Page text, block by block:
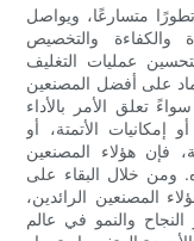
متسارعًا، ويواصل
والكفاءة والتخصيص
عمليات التغليف
على أفضل المصنعين
تعلق الأمر بالأداء
إمكانيات الأتمتة، أو
فإن هؤلاء المصنعين
في عام ٢٠٢٤ وما بعده. ومن خلال البقاء على
المصنعين الرائدين،
والنمو في عالم